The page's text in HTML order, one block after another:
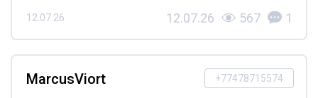
12.07.26 12.07.26 567 1
+77478715574
MarcusViort